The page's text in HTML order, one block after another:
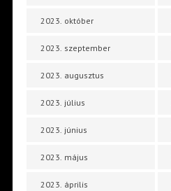
2023. október
2023. szeptember
2023. augusztus
2023. július
2023. június
2023. május
2023. április